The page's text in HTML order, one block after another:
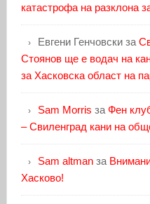
катастрофа на разклона
Евгени Генчовскиза
Стоянов ще е водач на
за Хасковска област на
Sam Morris за Фен
– Свиленград кани на
Sam altmanза
Хасково!